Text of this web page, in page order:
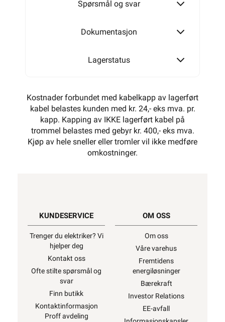
Spørsmål og svar
Dokumentasjon
Lagerstatus
Kostnader forbundet med kabelkapp av lagerført
kabel belastes kunden med kr. 24,- eks mva. pr.
kapp. Kapping av IKKE lagerført kabel på
trommel belastes med gebyr kr. 400,- eks mva.
Kjøp av hele sneller eller tromler vil ikke medføre
omkostninger.
KUNDESERVICE
Trenger du elektriker? Vi
hjelper deg
Kontakt oss
Ofte stilte spørsmål og
svar
Finn butikk
Kontaktinformasjon
Proff avdeling
OM OSS
Om oss
Våre varehus
Fremtidens
energiløsninger
Bærekraft
Investor Relations
EE-avfall